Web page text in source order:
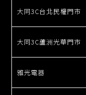
大同3C台北民權門市
大同3C蘆洲光華門市
雅光電器